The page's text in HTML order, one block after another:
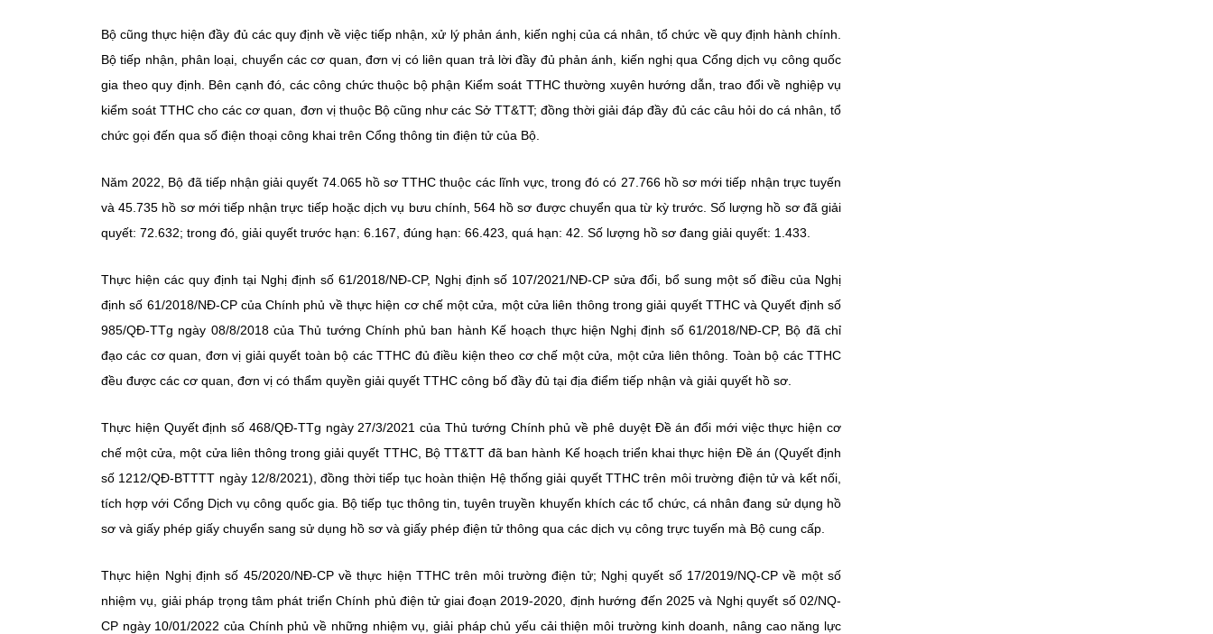
Bộ cũng thực hiện đầy đủ các quy định về việc tiếp nhận, xử lý phản ánh, kiến nghị của cá nhân, tổ chức về quy định hành chính.
Bộ tiếp nhận, phân loại, chuyển các cơ quan, đơn vị có liên quan trả lời đầy đủ phản ánh, kiến nghị qua Cổng dịch vụ công quốc
gia theo quy định. Bên cạnh đó, các công chức thuộc bộ phận Kiểm soát TTHC thường xuyên hướng dẫn, trao đổi về nghiệp vụ
kiểm soát TTHC cho các cơ quan, đơn vị thuộc Bộ cũng như các Sở TT&TT; đồng thời giải đáp đầy đủ các câu hỏi do cá nhân, tổ
chức gọi đến qua số điện thoại công khai trên Cổng thông tin điện tử của Bộ.
Năm 2022, Bộ đã tiếp nhận giải quyết 74.065 hồ sơ TTHC thuộc các lĩnh vực, trong đó có 27.766 hồ sơ mới tiếp nhận trực tuyến
và 45.735 hồ sơ mới tiếp nhận trực tiếp hoặc dịch vụ bưu chính, 564 hồ sơ được chuyển qua từ kỳ trước. Số lượng hồ sơ đã giải
quyết: 72.632; trong đó, giải quyết trước hạn: 6.167, đúng hạn: 66.423, quá hạn: 42. Số lượng hồ sơ đang giải quyết: 1.433.
Thực hiện các quy định tại Nghị định số 61/2018/NĐ-CP, Nghị định số 107/2021/NĐ-CP sửa đổi, bổ sung một số điều của Nghị
định số 61/2018/NĐ-CP của Chính phủ về thực hiện cơ chế một cửa, một cửa liên thông trong giải quyết TTHC và Quyết định số
985/QĐ-TTg ngày 08/8/2018 của Thủ tướng Chính phủ ban hành Kế hoạch thực hiện Nghị định số 61/2018/NĐ-CP, Bộ đã chỉ
đạo các cơ quan, đơn vị giải quyết toàn bộ các TTHC đủ điều kiện theo cơ chế một cửa, một cửa liên thông. Toàn bộ các TTHC
đều được các cơ quan, đơn vị có thẩm quyền giải quyết TTHC công bố đầy đủ tại địa điểm tiếp nhận và giải quyết hồ sơ.
Thực hiện Quyết định số 468/QĐ-TTg ngày 27/3/2021 của Thủ tướng Chính phủ về phê duyệt Đề án đổi mới việc thực hiện cơ
chế một cửa, một cửa liên thông trong giải quyết TTHC, Bộ TT&TT đã ban hành Kế hoạch triển khai thực hiện Đề án (Quyết định
số 1212/QĐ-BTTTT ngày 12/8/2021), đồng thời tiếp tục hoàn thiện Hệ thống giải quyết TTHC trên môi trường điện tử và kết nối,
tích hợp với Cổng Dịch vụ công quốc gia. Bộ tiếp tục thông tin, tuyên truyền khuyến khích các tổ chức, cá nhân đang sử dụng hồ
sơ và giấy phép giấy chuyển sang sử dụng hồ sơ và giấy phép điện tử thông qua các dịch vụ công trực tuyến mà Bộ cung cấp.
Thực hiện Nghị định số 45/2020/NĐ-CP về thực hiện TTHC trên môi trường điện tử; Nghị quyết số 17/2019/NQ-CP về một số
nhiệm vụ, giải pháp trọng tâm phát triển Chính phủ điện tử giai đoạn 2019-2020, định hướng đến 2025 và Nghị quyết số 02/NQ-
CP ngày 10/01/2022 của Chính phủ về những nhiệm vụ, giải pháp chủ yếu cải thiện môi trường kinh doanh, nâng cao năng lực